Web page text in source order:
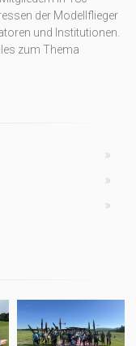
der Modellflieger
und Institutionen.
zum Thema